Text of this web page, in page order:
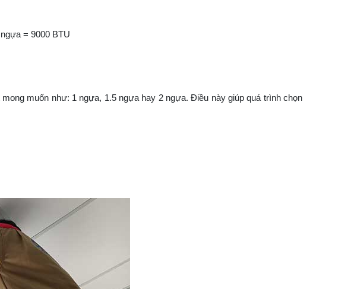
= 9000 BTU
muốn như: 1 ngựa, 1.5 ngựa hay 2 ngựa. Điều này giúp quá trình chọn